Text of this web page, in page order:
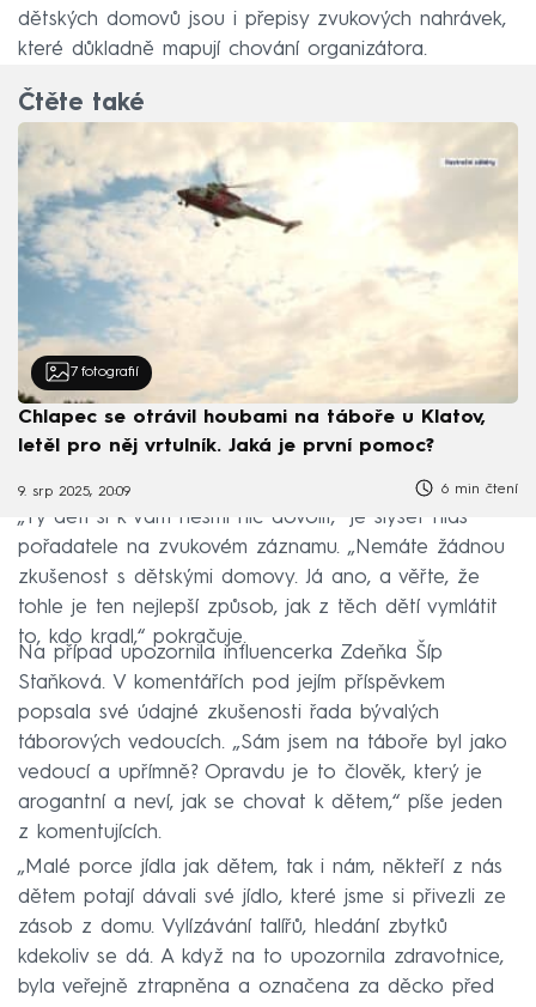
dětských domovů jsou i přepisy zvukových nahrávek,
které důkladně mapují chování organizátora.
Čtěte také
7 fotografií
Chlapec se otrávil houbami na táboře u Klatov,
letěl pro něj vrtulník. Jaká je první pomoc?
9. srp 2025, 20:09 6 min čtení
„Ty děti si k vám nesmí nic dovolit,“ je slyšet hlas
pořadatele na zvukovém záznamu. „Nemáte žádnou
zkušenost s dětskými domovy. Já ano, a věřte, že
tohle je ten nejlepší způsob, jak z těch dětí vymlátit
to, kdo kradl,“ pokračuje.
Na případ upozornila influencerka Zdeňka Šíp
Staňková. V komentářích pod jejím příspěvkem
popsala své údajné zkušenosti řada bývalých
táborových vedoucích. „Sám jsem na táboře byl jako
vedoucí a upřímně? Opravdu je to člověk, který je
arogantní a neví, jak se chovat k dětem,“ píše jeden
z komentujících.
„Malé porce jídla jak dětem, tak i nám, někteří z nás
dětem potají dávali své jídlo, které jsme si přivezli ze
zásob z domu. Vylízávání talířů, hledání zbytků
kdekoliv se dá. A když na to upozornila zdravotnice,
byla veřejně ztrapněna a označena za děcko před